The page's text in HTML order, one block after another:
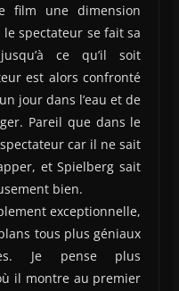
film une dimension
spectateur se fait sa
ce qu’il soit
est alors confronté
jour dans l’eau et de
Pareil que dans le
car il ne sait
et Spielberg sait
bien.
exceptionnelle,
tous plus géniaux
Je pense plus
il montre au premier